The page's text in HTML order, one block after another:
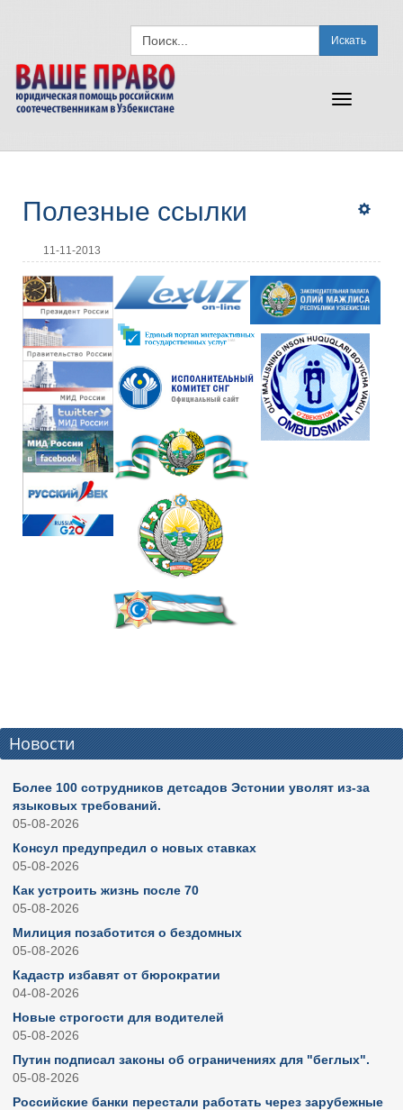
Искать
Toggle
Полезные ссылки
11-11-2013
Новости
Более 100 сотрудников детсадов Эстонии уволят из-за
языковых требований.
05-08-2026
Консул предупредил о новых ставках
05-08-2026
Как устроить жизнь после 70
05-08-2026
Милиция позаботится о бездомных
05-08-2026
Кадастр избавят от бюрократии
04-08-2026
Новые строгости для водителей
05-08-2026
Путин подписал законы об ограничениях для "беглых".
05-08-2026
Российские банки перестали работать через зарубежные